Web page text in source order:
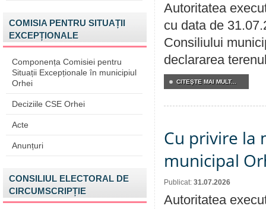
COMISIA PENTRU SITUAȚII
EXCEPȚIONALE
Componența Comisiei pentru
Situații Excepționale în municipiul
Orhei
Deciziile CSE Orhei
Acte
Anunțuri
CONSILIUL ELECTORAL DE
CIRCUMSCRIPȚIE
Autoritatea
cu data de
Consiliului
declararea
CITEŞTE MAI MULT...
Cu privire la
municipal
Publicat: 31.07.2026
Autoritatea